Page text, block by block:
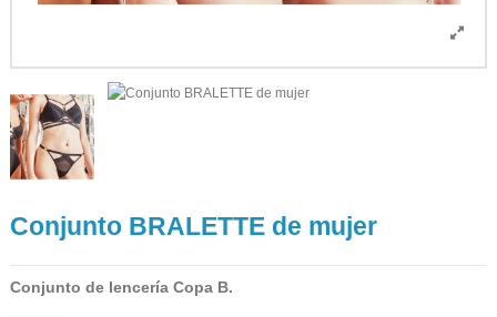
Conjunto BRALETTE de mujer
Conjunto de lencería Copa B.